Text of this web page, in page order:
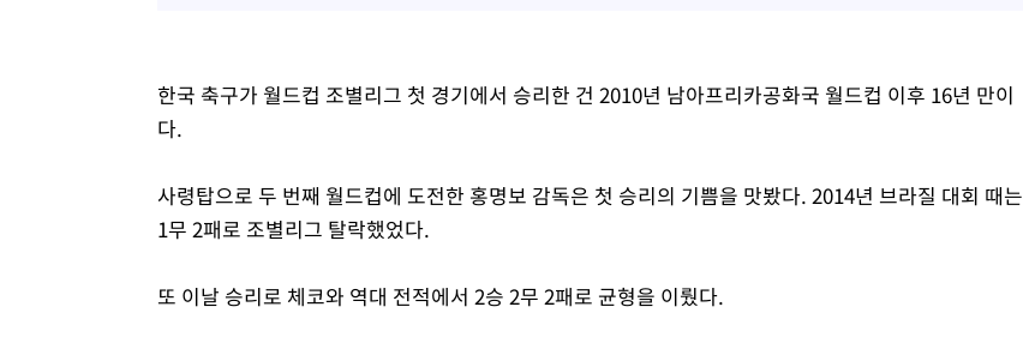
한국 축구가 월드컵 조별리그 첫 경기에서 승리한 건 2010년 남아프리카공화국 월드컵 이후 16년 만이
다.
사령탑으로 두 번째 월드컵에 도전한 홍명보 감독은 첫 승리의 기쁨을 맛봤다. 2014년 브라질 대회 때는
1무 2패로 조별리그 탈락했었다.
또 이날 승리로 체코와 역대 전적에서 2승 2무 2패로 균형을 이뤘다.